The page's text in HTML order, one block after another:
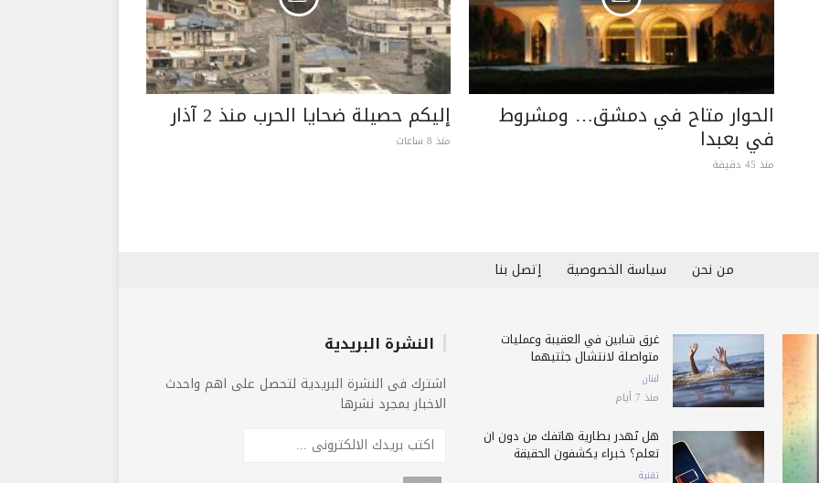
الحوار متاح في دمشق… ومشروط
في بعبدا
منذ 45 دقيقة
إليكم حصيلة ضحايا الحرب منذ 2 آذار
منذ 8 ساعات
من نحن سياسة الخصوصية إتصل بنا
غرق شابين في العقيبة وعمليات
متواصلة لانتشال جثتيهما
لبنان
منذ 7 أيام
هل تُهدر بطارية هاتفك من دون أن
تعلم؟ خبراء يكشفون الحقيقة
تقنية
النشرة البريدية
اشترك فى النشرة البريدية لتحصل على اهم واحدث
الاخبار بمجرد نشرها